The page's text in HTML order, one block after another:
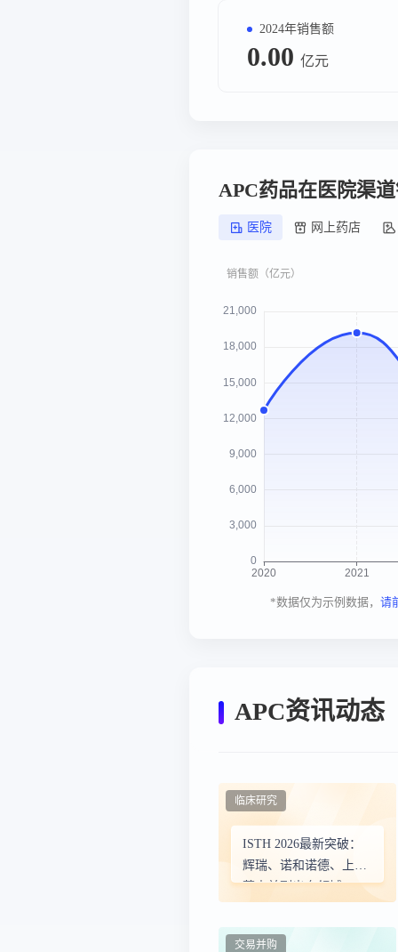
2024年销售额
0.00 亿元
APC药品在医院渠
医院 网上药店
*数据仅为示例数据， 请
APC资讯动态
ISTH 2026最新突破：
辉瑞、诺和诺德、上海
莱士并列出血领域
抗临床数据首发
临床研究
交易并购